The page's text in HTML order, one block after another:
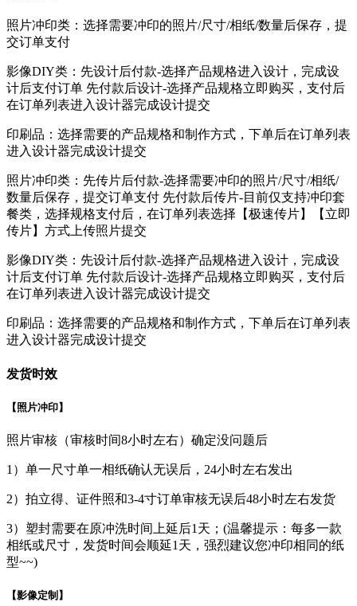
照片冲印类：选择需要冲印的照片/尺寸/相纸/数量后保存，提
交订单支付
影像DIY类：先设计后付款-选择产品规格进入设计，完成设
计后支付订单 先付款后设计-选择产品规格立即购买，支付后
在订单列表进入设计器完成设计提交
印刷品：选择需要的产品规格和制作方式，下单后在订单列表
进入设计器完成设计提交
照片冲印类：先传片后付款-选择需要冲印的照片/尺寸/相纸/
数量后保存，提交订单支付 先付款后传片-目前仅支持冲印套
餐类，选择规格支付后，在订单列表选择【极速传片】【立即
传片】方式上传照片提交
影像DIY类：先设计后付款-选择产品规格进入设计，完成设
计后支付订单 先付款后设计-选择产品规格立即购买，支付后
在订单列表进入设计器完成设计提交
印刷品：选择需要的产品规格和制作方式，下单后在订单列表
进入设计器完成设计提交
发货时效
【照片冲印】
照片审核（审核时间8小时左右）确定没问题后
1）单一尺寸单一相纸确认无误后，24小时左右发出
2）拍立得、证件照和3-4寸订单审核无误后48小时左右发货
3）塑封需要在原冲洗时间上延后1天；(温馨提示：每多一款
相纸或尺寸，发货时间会顺延1天，强烈建议您冲印相同的纸
型~~)
【影像定制】